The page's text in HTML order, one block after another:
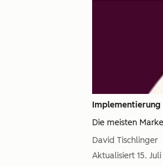
Die meisten
David Tischlinger
Aktualisiert 15.